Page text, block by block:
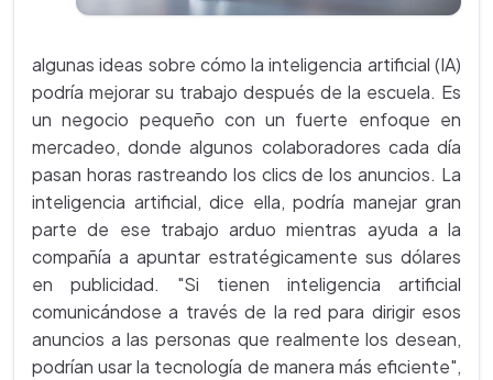
algunas ideas sobre cómo la inteligencia artificial (IA)
podría mejorar su trabajo después de la escuela. Es
un negocio pequeño con un fuerte enfoque en
mercadeo, donde algunos colaboradores cada día
pasan horas rastreando los clics de los anuncios. La
inteligencia artificial, dice ella, podría manejar gran
parte de ese trabajo arduo mientras ayuda a la
compañía a apuntar estratégicamente sus dólares
en publicidad. "Si tienen inteligencia artificial
comunicándose a través de la red para dirigir esos
anuncios a las personas que realmente los desean,
podrían usar la tecnología de manera más eficiente",